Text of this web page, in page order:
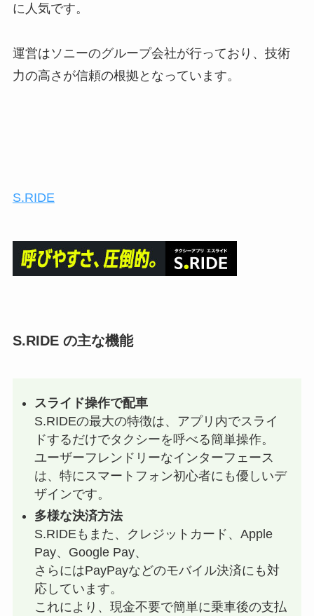
に人気です。
運営はソニーのグループ会社が行っており、技術
力の高さが信頼の根拠となっています。
S.RIDE
S.RIDE の主な機能
スライド操作で配車
S.RIDEの最大の特徴は、アプリ内でスライ
ドするだけでタクシーを呼べる簡単操作。
ユーザーフレンドリーなインターフェース
は、特にスマートフォン初心者にも優しいデ
ザインです。
多様な決済方法
S.RIDEもまた、クレジットカード、Apple
Pay、Google Pay、
さらにはPayPayなどのモバイル決済にも対
応しています。
これにより、現金不要で簡単に乗車後の支払